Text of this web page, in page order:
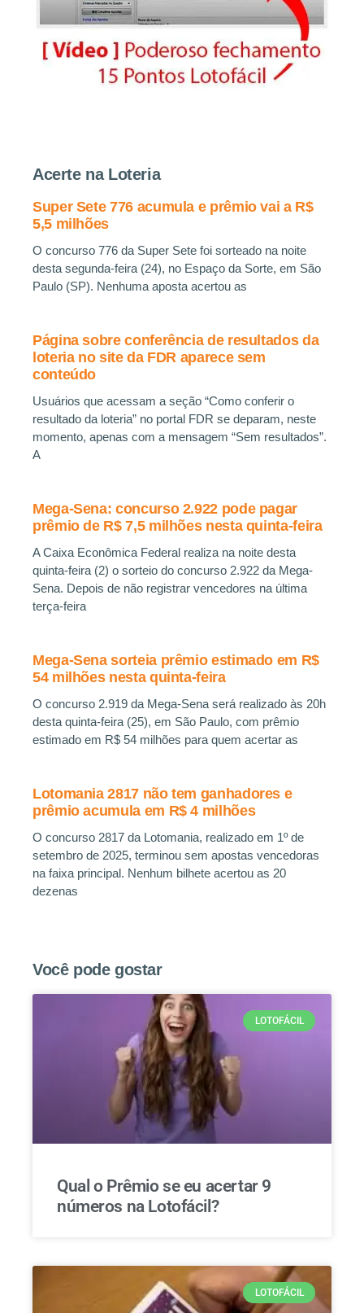
Acerte na Loteria
Super Sete 776 acumula e prêmio vai a R$
5,5 milhões
O concurso 776 da Super Sete foi sorteado na noite
desta segunda-feira (24), no Espaço da Sorte, em São
Paulo (SP). Nenhuma aposta acertou as
Página sobre conferência de resultados da
loteria no site da FDR aparece sem
conteúdo
Usuários que acessam a seção “Como conferir o
resultado da loteria” no portal FDR se deparam, neste
momento, apenas com a mensagem “Sem resultados”.
A
Mega-Sena: concurso 2.922 pode pagar
prêmio de R$ 7,5 milhões nesta quinta-feira
A Caixa Econômica Federal realiza na noite desta
quinta-feira (2) o sorteio do concurso 2.922 da Mega-
Sena. Depois de não registrar vencedores na última
terça-feira
Mega-Sena sorteia prêmio estimado em R$
54 milhões nesta quinta-feira
O concurso 2.919 da Mega-Sena será realizado às 20h
desta quinta-feira (25), em São Paulo, com prêmio
estimado em R$ 54 milhões para quem acertar as
Lotomania 2817 não tem ganhadores e
prêmio acumula em R$ 4 milhões
O concurso 2817 da Lotomania, realizado em 1º de
setembro de 2025, terminou sem apostas vencedoras
na faixa principal. Nenhum bilhete acertou as 20
dezenas
Você pode gostar
LOTOFÁCIL
Qual o Prêmio se eu acertar 9
números na Lotofácil?
LOTOFÁCIL